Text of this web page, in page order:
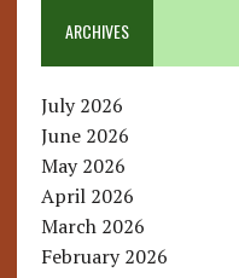
ARCHIVES
July 2026
June 2026
May 2026
April 2026
March 2026
February 2026